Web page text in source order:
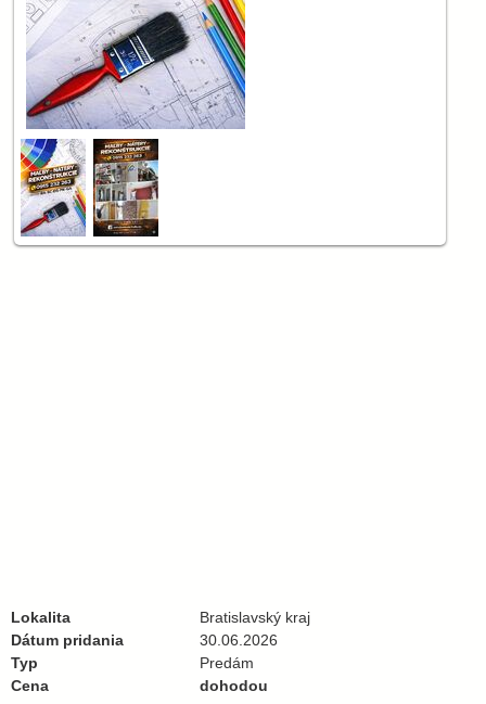
Lokalita
Bratislavský kraj
Dátum pridania
30.06.2026
Typ
Predám
Cena
dohodou